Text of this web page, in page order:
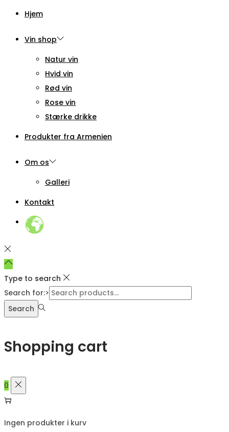
Hjem
Vin shop
Natur vin
Hvid vin
Rød vin
Rose vin
Stærke drikke
Produkter fra Armenien
Om os
Galleri
Kontakt
Type to search
Search for:>
Search
Shopping cart
0
Ingen produkter i kurv